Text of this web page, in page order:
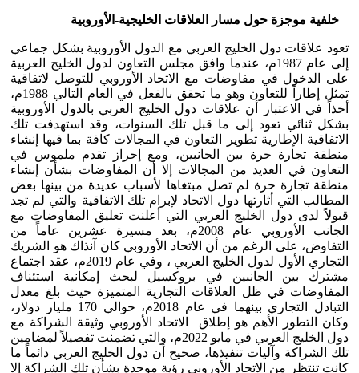
خلفية موجزة حول مسار العلاقات الخليجية-الأوروبية
تعود علاقات دول الخليج العربي مع الدول الأوروبية بشكل جماعي
إلى عام 1987م، عندما وافق مجلس التعاون لدول الخليج العربية
على الدخول في مفاوضات مع الاتحاد الأوروبي للتوصل لاتفاقية
تمثل إطاراً للتعاون وهو ما تحقق بالفعل في العام التالي 1988م،
أخذاً في الاعتبار أن علاقات دول الخليج العربي بالدول الأوروبية
بشكل ثنائي تعود إلى ما قبل تلك السنوات، وقد استهدفت تلك
الاتفاقية الإطارية تطوير التعاون في المجالات كافة بما فيها إنشاء
منطقة تجارة حرة بين الجانبين، ومع إحراز تقدم ملموس في
التعاون في العديد من المجالات إلا أن المفاوضات بشأن إنشاء
منطقة تجارة حرة لم تصل مبتغاها لأسباب عديدة من بينها بعض
المطالب التي أثارتها دول الاتحاد لإبرام تلك الاتفاقية والتي لم تجد
قبولاً لدى دول الخليج العربي التي أعلنت تعليق المفاوضات مع
الجانب الأوروبي عام 2008م، بعد مسيرة عشرين عاماً من
التفاوض، على الرغم من أن الاتحاد الأوروبي كان آنذاك هو الشريك
التجاري الأول لدول الخليج العربي ، وفي عام 2019م، عقد اجتماع
مشترك بين الجانبين في بروكسيل لبحث إمكانية استئناف
المفاوضات في ظل العلاقات التجارية المتميزة حيث بلغ معدل
التبادل التجاري بينهما في عام 2018م، حوالي 170 مليار دولار،
وكان التطور الأهم هو إطلاق الاتحاد الأوروبي وثيقة الشراكة مع
دول الخليج العربي في مايو 2022م، والتي تضمنت تفصيلاً لمضامين
تلك الشراكة وآليات تنفيذها، صحيح أن دول الخليج العربي دائماً ما
كانت تنتظر من الاتحاد الأوروبي رؤية موحدة بشأن تلك الشراكة إلا